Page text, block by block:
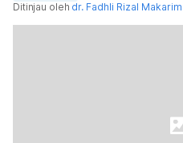
Ditinjau oleh dr. Fadhli Rizal Makarim